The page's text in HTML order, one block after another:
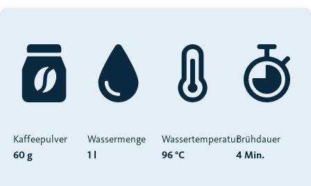
Kaffeepulver
60 g
Wassermenge
1 l
Wassertemperatur
96 °C
Brühdauer
4 Min.